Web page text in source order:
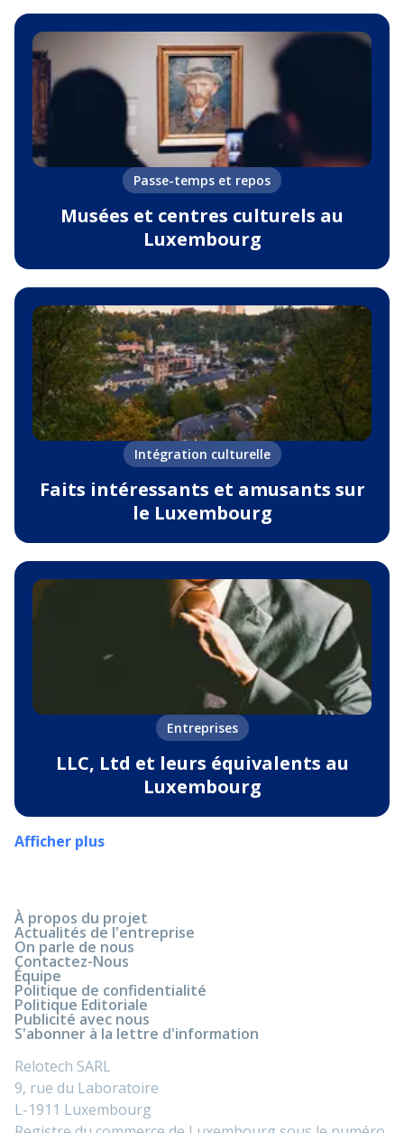
Passe-temps et repos
Musées et centres culturels au
Luxembourg
Intégration culturelle
Faits intéressants et amusants sur
le Luxembourg
Entreprises
LLC, Ltd et leurs équivalents au
Luxembourg
Afficher plus
À propos du projet
Actualités de l'entreprise
On parle de nous
Contactez-Nous
Équipe
Politique de confidentialité
Politique Editoriale
Publicité avec nous
S'abonner à la lettre d'information
Relotech SARL
9, rue du Laboratoire
L-1911 Luxembourg